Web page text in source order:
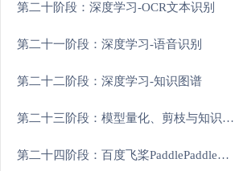
第二十阶段：深度学习-OCR文本识别
第二十一阶段：深度学习-语音识别
第二十二阶段：深度学习-知识图谱
第二十三阶段：模型量化、剪枝与知识蒸馏
第二十四阶段：百度飞桨PaddlePaddle实战